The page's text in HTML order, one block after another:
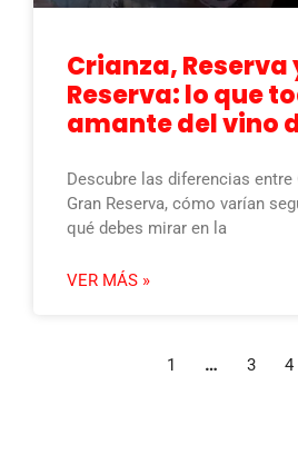
Crianza, Reserva
Reserva: lo que
amante del vino
Descubre las diferencias entre
Gran Reserva, cómo varían
qué debes mirar en la
VER MÁS »
1 … 3 4